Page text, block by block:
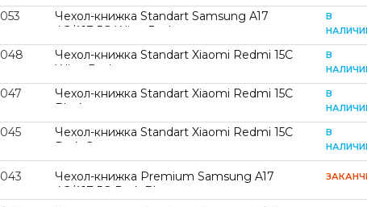
Чехол-книжка Standart Samsung A17
4G/A17 5G Wine Red
В
Чехол-книжка Standart Xiaomi Redmi 15С
Wine Red
В
Чехол-книжка Standart Xiaomi Redmi 15С
Black
В
Чехол-книжка Standart Xiaomi Redmi 15С
Dark Green
В
Чехол-книжка Premium Samsung A17
4G/A17 5G Dark Blue